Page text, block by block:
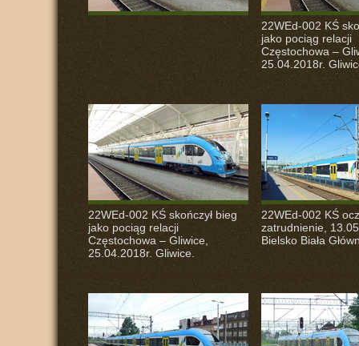
22WEd-002 KŚ
jako pociąg relacji
Częstochowa –
25.04.2018r.
22WEd-002 KŚ skończył bieg
jako pociąg relacji
Częstochowa – Gliwice,
25.04.2018r. Gliwice.
22WEd-002 KŚ
zatrudnienie,
Bielsko Biała